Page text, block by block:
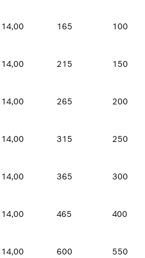
14,00 165 100
14,00 215 150
14,00 265 200
14,00 315 250
14,00 365 300
14,00 465 400
14,00 600 550